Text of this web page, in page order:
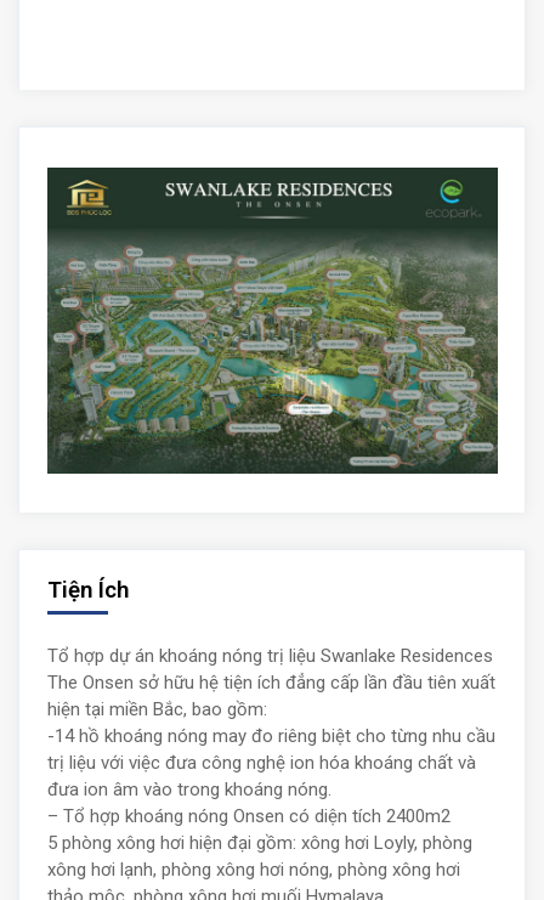
Tiện Ích
Tổ hợp dự án khoáng nóng trị liệu Swanlake Residences
The Onsen sở hữu hệ tiện ích đẳng cấp lần đầu tiên xuất
hiện tại miền Bắc, bao gồm:
-14 hồ khoáng nóng may đo riêng biệt cho từng nhu cầu
trị liệu với việc đưa công nghệ ion hóa khoáng chất và
đưa ion âm vào trong khoáng nóng.
– Tổ hợp khoáng nóng Onsen có diện tích 2400m2
5 phòng xông hơi hiện đại gồm: xông hơi Loyly, phòng
xông hơi lạnh, phòng xông hơi nóng, phòng xông hơi